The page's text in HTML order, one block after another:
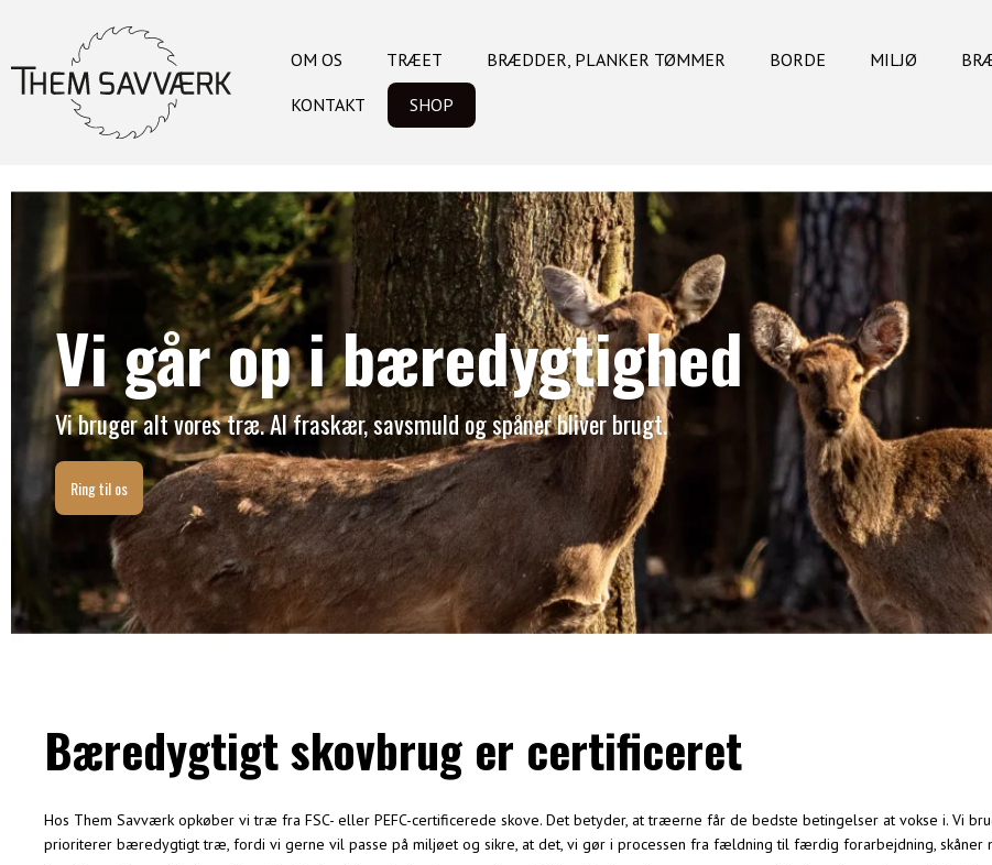
OM OS TRÆET BRÆDDER, PLANKER TØMMER BORDE MILJØ
KONTAKT SHOP
Vi går op i bæredygtighed
Vi bruger alt vores træ. Al fraskær, savsmuld og spåner bliver brugt.
Ring til os
Bæredygtigt skovbrug er certificeret
Hos Them Savværk opkøber vi træ fra FSC- eller PEFC-certificerede skove. Det betyder, at træerne får de bedste betingelser at vokse i. Vi
prioriterer bæredygtigt træ, fordi vi gerne vil passe på miljøet og sikre, at det, vi gør i processen fra fældning til færdig forarbejdning, skåner